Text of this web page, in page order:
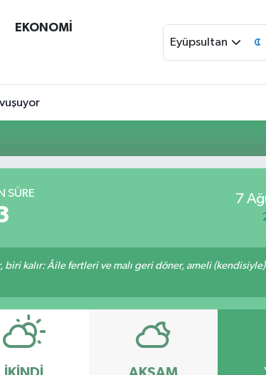
EKONOMİ
Eyüpsultan
SÜRE 7
kalır: Âile fertleri ve malı geri döner, ameli (kendisiyle)